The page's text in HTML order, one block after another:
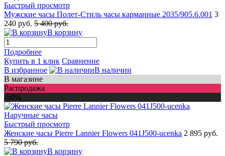
Быстрый просмотр
Мужские часы Полет-Стиль часы карманные 2035/905.6.001 3
240 руб. 5 400 руб.
В корзину
Подробнее
Купить в 1 клик Сравнение
В избранное
В наличии
В магазине
Распродажа
-50%
Быстрый просмотр
Женские часы Pierre Lannier Flowers 041J500-ucenka 2 895 руб.
5 790 руб.
В корзину